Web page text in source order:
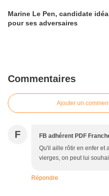
Marine Le Pen, candidate
pour ses adversaires
Commentaires
Ajouter un
F FB adhérent PDF
Qu'il aille rôtir en enfer et
vierges, on peut lui
Répondre